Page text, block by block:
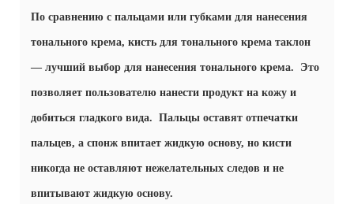
По сравнению с пальцами или губками для нанесения
тонального крема, кисть для тонального крема таклон
— лучший выбор для нанесения тонального крема. Это
позволяет пользователю нанести продукт на кожу и
добиться гладкого вида. Пальцы оставят отпечатки
пальцев, а спонж впитает жидкую основу, но кисти
никогда не оставляют нежелательных следов и не
впитывают жидкую основу.